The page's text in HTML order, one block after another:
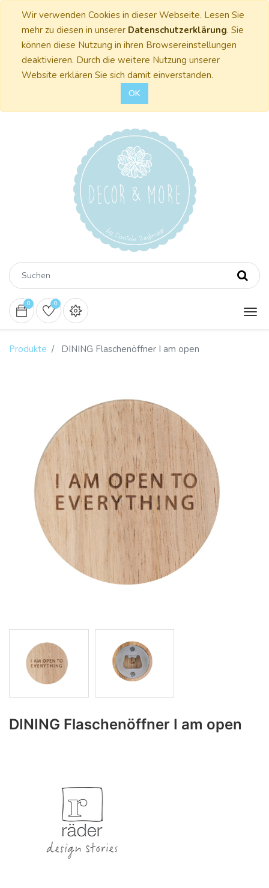
Wir verwenden Cookies in dieser Webseite. Lesen Sie
mehr zu diesen in unserer Datenschutzerklärung. Sie
können diese Nutzung in ihren Browsereinstellungen
deaktivieren. Durch die weitere Nutzung unserer
Website erklären Sie sich damit einverstanden.
OK
0 0
Produkte DINING Flaschenöffner I am open
DINING Flaschenöffner I am open